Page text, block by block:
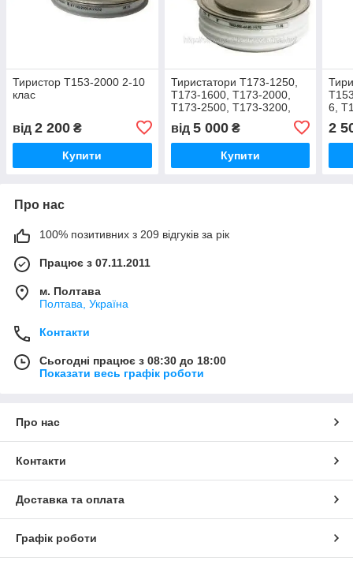
Тиристор Т153-2000 2-10
клас
від 2 200 ₴
Купити
Тиристатори Т173-1250,
Т173-1600, Т173-2000,
Т173-2500, Т173-3200,
від 5 000₴
Купити
6,
2
Про нас
100% позитивних з 209 відгуків за рік
Працює з 07.11.2011
м. Полтава
Полтава, Україна
Контакти
Сьогодні працює з 08:30 до 18:00
Показати весь графік роботи
Про нас
Контакти
Доставка та оплата
Графік роботи